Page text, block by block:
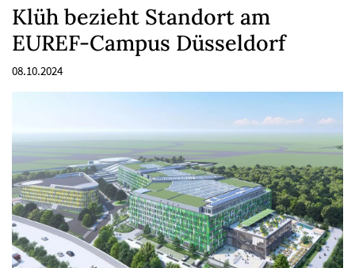
Klüh bezieht Standort am
EUREF-Campus Düsseldorf
08.10.2024